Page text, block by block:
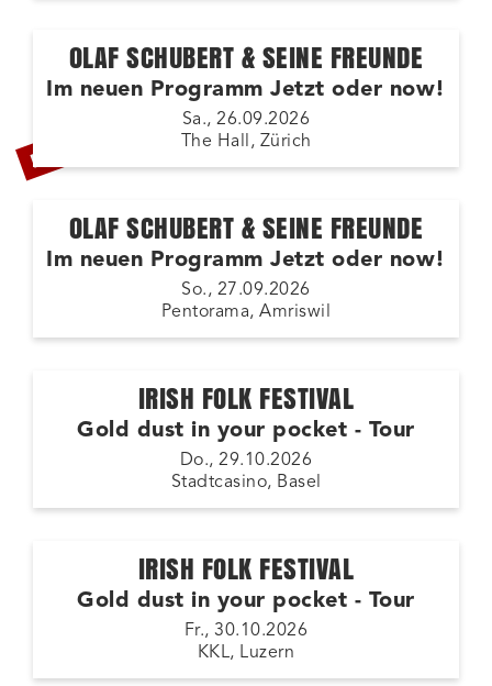
LETZTE TICKETS
OLAF SCHUBERT & SEINE FREUNDE
Im neuen Programm Jetzt oder now!
Sa., 26.09.2026
The Hall, Zürich
OLAF SCHUBERT & SEINE FREUNDE
Im neuen Programm Jetzt oder now!
So., 27.09.2026
Pentorama, Amriswil
IRISH FOLK FESTIVAL
Gold dust in your pocket - Tour
Do., 29.10.2026
Stadtcasino, Basel
IRISH FOLK FESTIVAL
Gold dust in your pocket - Tour
Fr., 30.10.2026
KKL, Luzern